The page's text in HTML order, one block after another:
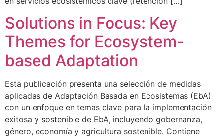
Solutions in Focus: Key
Themes for Ecosystem-
based Adaptation
Esta publicación presenta una selección de medidas
aplicadas de Adaptación Basada en Ecosistemas (EbA)
con un enfoque en temas clave para la implementación
exitosa y sostenible de EbA, incluyendo gobernanza,
género, economía y agricultura sostenible. Contiene